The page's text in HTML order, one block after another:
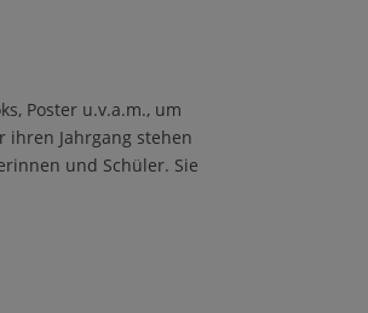
Poster u.v.a.m., um
r ihren Jahrgang stehen
und Schüler. Sie